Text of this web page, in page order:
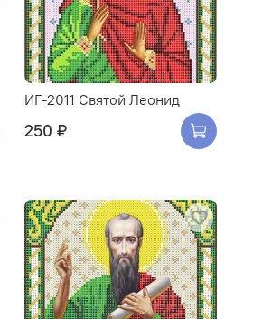
ИГ-2011 Святой Леонид
250 ₽